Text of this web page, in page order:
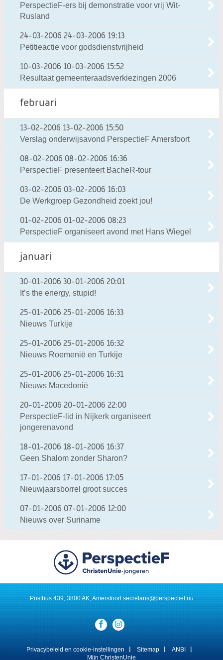
PerspectieF-ers bij demonstratie voor vrij Wit-
Rusland
24-03-2006 24-03-2006 19:13
Petitieactie voor godsdienstvrijheid
10-03-2006 10-03-2006 15:52
Resultaat gemeenteraadsverkiezingen 2006
februari
13-02-2006 13-02-2006 15:50
Verslag onderwijsavond PerspectieF Amersfoort
08-02-2006 08-02-2006 16:36
PerspectieF presenteert BacheR-tour
03-02-2006 03-02-2006 16:03
De Werkgroep Gezondheid zoekt jou!
01-02-2006 01-02-2006 08:23
PerspectieF organiseert avond met Hans Wiegel
januari
30-01-2006 30-01-2006 20:01
It’s the energy, stupid!
25-01-2006 25-01-2006 16:33
Nieuws Turkije
25-01-2006 25-01-2006 16:32
Nieuws Roemenië en Turkije
25-01-2006 25-01-2006 16:31
Nieuws Macedonië
20-01-2006 20-01-2006 22:00
PerspectieF-lid in Nijkerk organiseert
jongerenavond
18-01-2006 18-01-2006 16:37
Geen Shalom zonder Sharon?
17-01-2006 17-01-2006 17:05
Nieuwjaarsborrel groot succes
07-01-2006 07-01-2006 12:00
Nieuws over Suriname
Postbus 439, 3800 AK, Amersfoortsecretaris@perspectief.nu
mediaPrivacybeleid en cookie-instellingen Sitemap
ANBI
Mijn ChristenUnie